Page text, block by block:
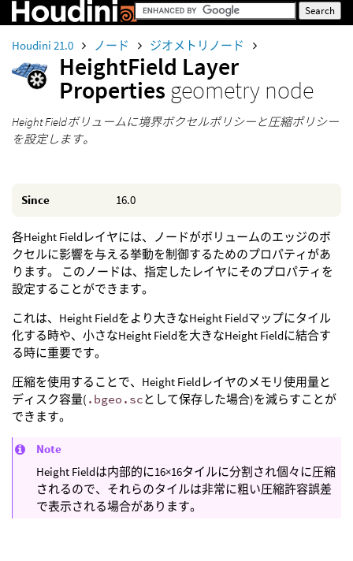
Houdini 21.0 ノード ジオメトリノード
HeightField Layer
Properties geometry node
Height Fieldボリュームに境界ボクセルポリシーと圧縮ポリシー
を設定します。
Since 16.0
各Height Fieldレイヤには、ノードがボリュームのエッジのボ
クセルに影響を与える挙動を制御するためのプロパティがあ
ります。 このノードは、指定したレイヤにそのプロパティを
設定することができます。
これは、Height Fieldをより大きなHeight Fieldマップにタイル
化する時や、小さなHeight Fieldを大きなHeight Fieldに結合す
る時に重要です。
圧縮を使用することで、Height Fieldレイヤのメモリ使用量と
ディスク容量( .bgeo.scとして保存した場合)を減らすことが
できます。
Note
Height Fieldは内部的に16×16タイルに分割され個々に圧縮
されるので、それらのタイルは非常に粗い圧縮許容誤差
で表示される場合があります。